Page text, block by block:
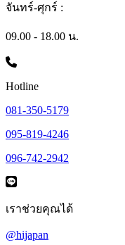
จันทร์-ศุกร์ :
09.00 - 18.00 น.
Hotline
081-350-5179
095-819-4246
096-742-2942
เราช่วยคุณได้
@hijapan